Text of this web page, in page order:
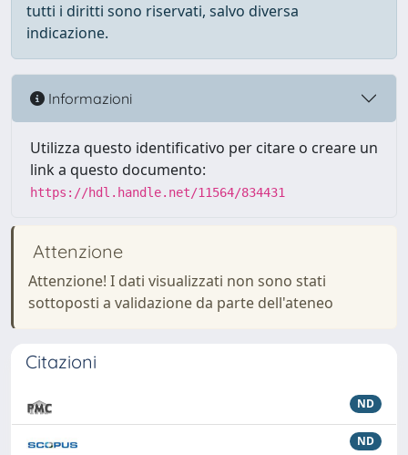
tutti i diritti sono riservati, salvo diversa
indicazione.
Informazioni
Utilizza questo identificativo per citare o creare un
link a questo documento:
https://hdl.handle.net/11564/834431
Attenzione
Attenzione! I dati visualizzati non sono stati
sottoposti a validazione da parte dell'ateneo
Citazioni
ND
ND